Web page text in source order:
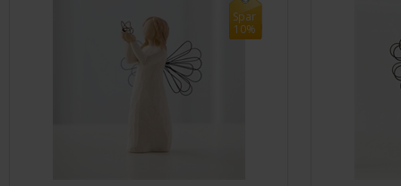
Spar
10%